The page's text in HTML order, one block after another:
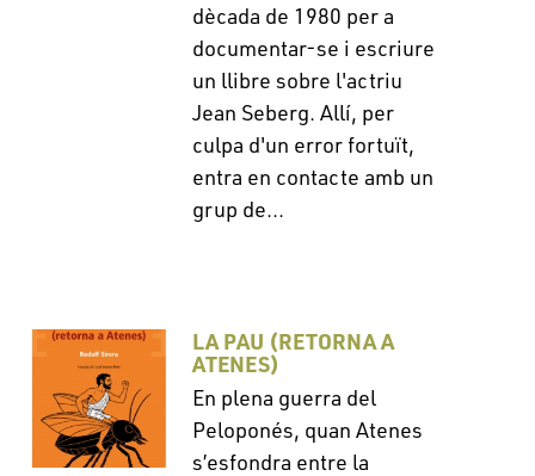
dècada de 1980 per a
documentar-se i escriure
un llibre sobre l'actriu
Jean Seberg. Allí, per
culpa d'un error fortuït,
entra en contacte amb un
grup de...
LA PAU (RETORNA A
ATENES)
En plena guerra del
Peloponés, quan Atenes
s’esfondra entre la